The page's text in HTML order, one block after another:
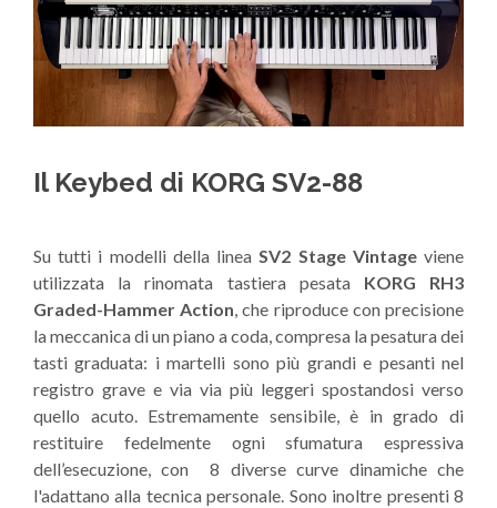
Il Keybed di KORG SV2-88
Su tutti i modelli della lineaSV2 Stage Vintageviene
utilizzata la rinomata tastiera pesata KORG RH3
Graded-Hammer Action, che riproduce con precisione
la meccanica di un piano a coda, compresa la pesatura dei
tasti graduata: i martelli sono più grandi e pesanti nel
registro grave e via via più leggeri spostandosi verso
quello acuto. Estremamente sensibile, è in grado di
restituire fedelmente ogni sfumatura espressiva
dell’esecuzione, con 8 diverse curve dinamiche che
l'adattano alla tecnica personale. Sono inoltre presenti 8